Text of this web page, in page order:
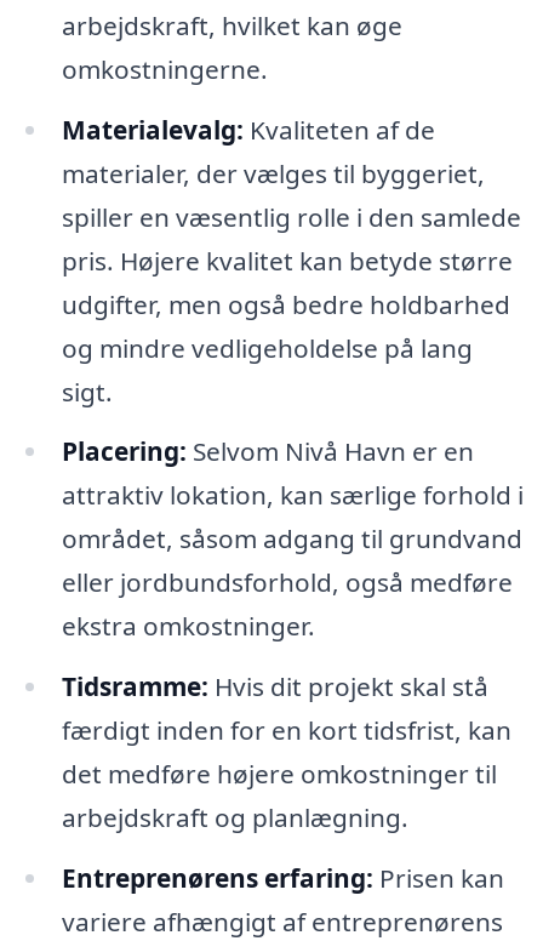
arbejdskraft, hvilket kan øge
omkostningerne.
Materialevalg: Kvaliteten af de
materialer, der vælges til byggeriet,
spiller en væsentlig rolle i den samlede
pris. Højere kvalitet kan betyde større
udgifter, men også bedre holdbarhed
og mindre vedligeholdelse på lang
sigt.
Placering: Selvom Nivå Havn er en
attraktiv lokation, kan særlige forhold i
området, såsom adgang til grundvand
eller jordbundsforhold, også medføre
ekstra omkostninger.
Tidsramme: Hvis dit projekt skal stå
færdigt inden for en kort tidsfrist, kan
det medføre højere omkostninger til
arbejdskraft og planlægning.
Entreprenørens erfaring: Prisen kan
variere afhængigt af entreprenørens